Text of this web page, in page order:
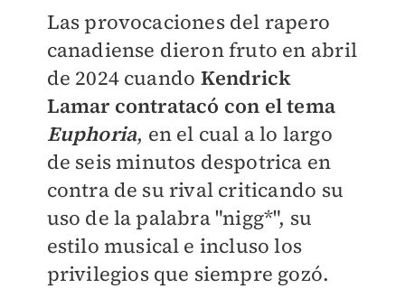
Las provocaciones del rapero
canadiense dieron fruto en abril
de 2024 cuando Kendrick
Lamar contratacó con el tema
Euphoria, en el cual a lo largo
de seis minutos despotrica en
contra de su rival criticando su
uso de la palabra "nigg*", su
estilo musical e incluso los
privilegios que siempre gozó.